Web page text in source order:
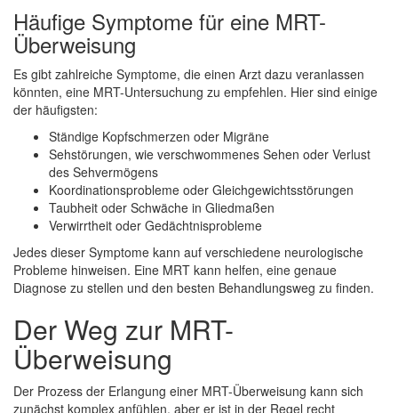
Häufige Symptome für eine MRT-
Überweisung
Es gibt zahlreiche Symptome, die einen Arzt dazu veranlassen
könnten, eine MRT-Untersuchung zu empfehlen. Hier sind einige
der häufigsten:
Ständige Kopfschmerzen oder Migräne
Sehstörungen, wie verschwommenes Sehen oder Verlust
des Sehvermögens
Koordinationsprobleme oder Gleichgewichtsstörungen
Taubheit oder Schwäche in Gliedmaßen
Verwirrtheit oder Gedächtnisprobleme
Jedes dieser Symptome kann auf verschiedene neurologische
Probleme hinweisen. Eine MRT kann helfen, eine genaue
Diagnose zu stellen und den besten Behandlungsweg zu finden.
Der Weg zur MRT-
Überweisung
Der Prozess der Erlangung einer MRT-Überweisung kann sich
zunächst komplex anfühlen, aber er ist in der Regel recht